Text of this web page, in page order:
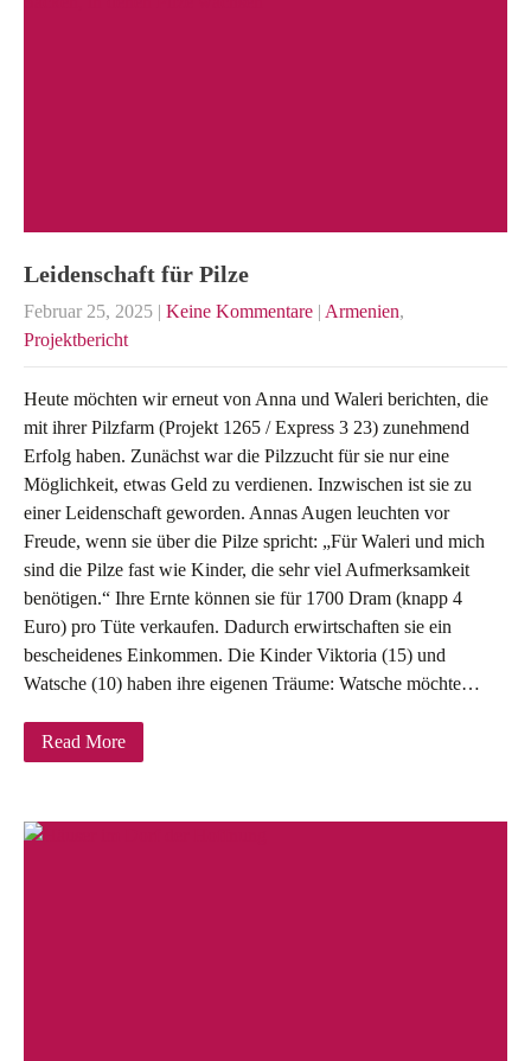
Leidenschaft für Pilze
Februar 25, 2025 | Keine Kommentare | Armenien,
Projektbericht
Heute möchten wir erneut von Anna und Waleri berichten, die
mit ihrer Pilzfarm (Projekt 1265 / Express 3 23) zunehmend
Erfolg haben. Zunächst war die Pilzzucht für sie nur eine
Möglichkeit, etwas Geld zu verdienen. Inzwischen ist sie zu
einer Leidenschaft geworden. Annas Augen leuchten vor
Freude, wenn sie über die Pilze spricht: „Für Waleri und mich
sind die Pilze fast wie Kinder, die sehr viel Aufmerksamkeit
benötigen.“ Ihre Ernte können sie für 1700 Dram (knapp 4
Euro) pro Tüte verkaufen. Dadurch erwirtschaften sie ein
bescheidenes Einkommen. Die Kinder Viktoria (15) und
Watsche (10) haben ihre eigenen Träume: Watsche möchte…
Read More